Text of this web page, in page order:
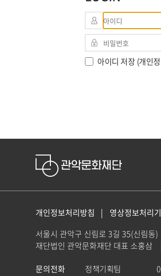
아이디 저장 (개인
개인정보처리방침 영상정보처리
서울시 관악구 신림로 3길 35(신림동)
재단법인 관악문화재단 대표 소홍삼
문의전화
정책기획팀